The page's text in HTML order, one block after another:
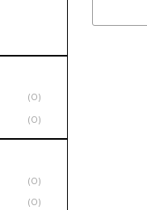
(0)
(0)
(0)
(0)